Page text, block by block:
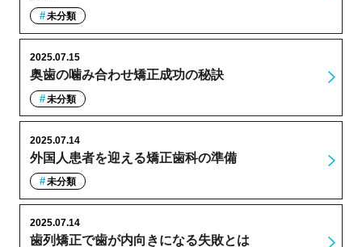
未分類
奥歯の噛み合わせ矯正成功の秘訣
2025.07.15
未分類
外国人患者を迎える矯正歯科の準備
2025.07.14
未分類
歯列矯正で歯が内向きになる失敗とは
2025.07.14